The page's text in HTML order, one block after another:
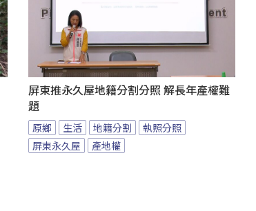
屏東推永久屋地籍分割分照 解長年產權難
題
原鄉 生活 地籍分割
執照分照
屏東永久屋
產地權